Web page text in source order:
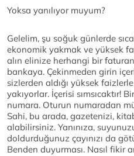
Yoksa yanılıyor muyum?
Gelelim, şu soğuk günlerde
ekonomik yakmak ve yüksek
alın elinize herhangi bir
bankaya. Çekinmeden girin
sizlerden aldığı yüksek
yakıyorlar. İçerisi sımsıcaktır!
numara. Oturun numaradan
Sahi, bu arada, gazetenizi,
alabilirsiniz. Yanınıza,
doldurduğunuz çayınızı da
Benden duyurması. Nasıl fikir